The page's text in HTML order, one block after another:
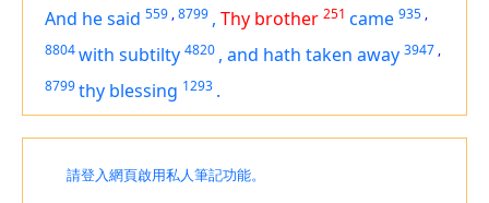
And he said 559 ,8799 , Thy brother 251 came 935 ,
8804with subtilty 4820 , and hath taken away 3947 ,
8799thy blessing 1293 .
請登入網頁啟用私人筆記功能。